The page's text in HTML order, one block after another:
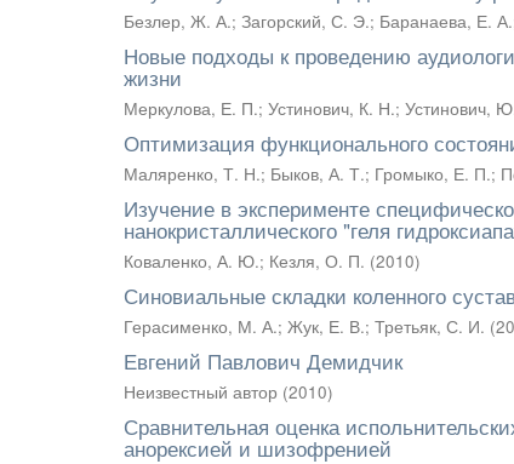
Безлер, Ж. А.; Загорский, С. Э.; Баранаева, Е. А.
Новые подходы к проведению
жизни
Меркулова, Е. П.; Устинович, К. Н.; Устинович,
Оптимизация функционального
Маляренко, Т. Н.; Быков, А. Т.; Громыко, Е. П.;
Изучение в эксперименте
нанокристаллического "геля
Коваленко, А. Ю.; Кезля, О. П. (2010)
Синовиальные складки коленного
Герасименко, М. А.; Жук, Е. В.; Третьяк, С. И. (
Евгений Павлович Демидчик
Неизвестный автор (2010)
Сравнительная оценка
анорексией и шизофренией